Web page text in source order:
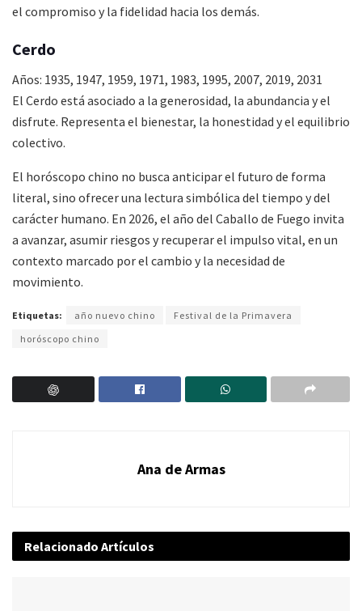
el compromiso y la fidelidad hacia los demás.
Cerdo
Años: 1935, 1947, 1959, 1971, 1983, 1995, 2007, 2019, 2031
El Cerdo está asociado a la generosidad, la abundancia y el
disfrute. Representa el bienestar, la honestidad y el equilibrio
colectivo.
El horóscopo chino no busca anticipar el futuro de forma
literal, sino ofrecer una lectura simbólica del tiempo y del
carácter humano. En 2026, el año del Caballo de Fuego invita
a avanzar, asumir riesgos y recuperar el impulso vital, en un
contexto marcado por el cambio y la necesidad de
movimiento.
Etiquetas: año nuevo chino
Festival de la Primavera
horóscopo chino
Ana de Armas
Relacionado Artículos